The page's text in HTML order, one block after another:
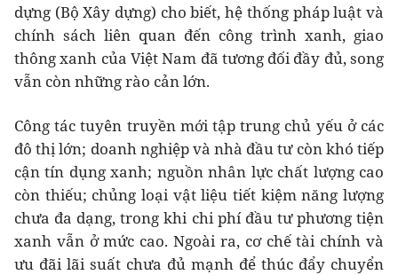
dựng (Bộ Xây dựng) cho biết, hệ thống pháp luật và
chính sách liên quan đến công trình xanh, giao
thông xanh của Việt Nam đã tương đối đầy đủ, song
vẫn còn những rào cản lớn.
Công tác tuyên truyền mới tập trung chủ yếu ở các
đô thị lớn; doanh nghiệp và nhà đầu tư còn khó tiếp
cận tín dụng xanh; nguồn nhân lực chất lượng cao
còn thiếu; chủng loại vật liệu tiết kiệm năng lượng
chưa đa dạng, trong khi chi phí đầu tư phương tiện
xanh vẫn ở mức cao. Ngoài ra, cơ chế tài chính và
ưu đãi lãi suất chưa đủ mạnh để thúc đẩy chuyển